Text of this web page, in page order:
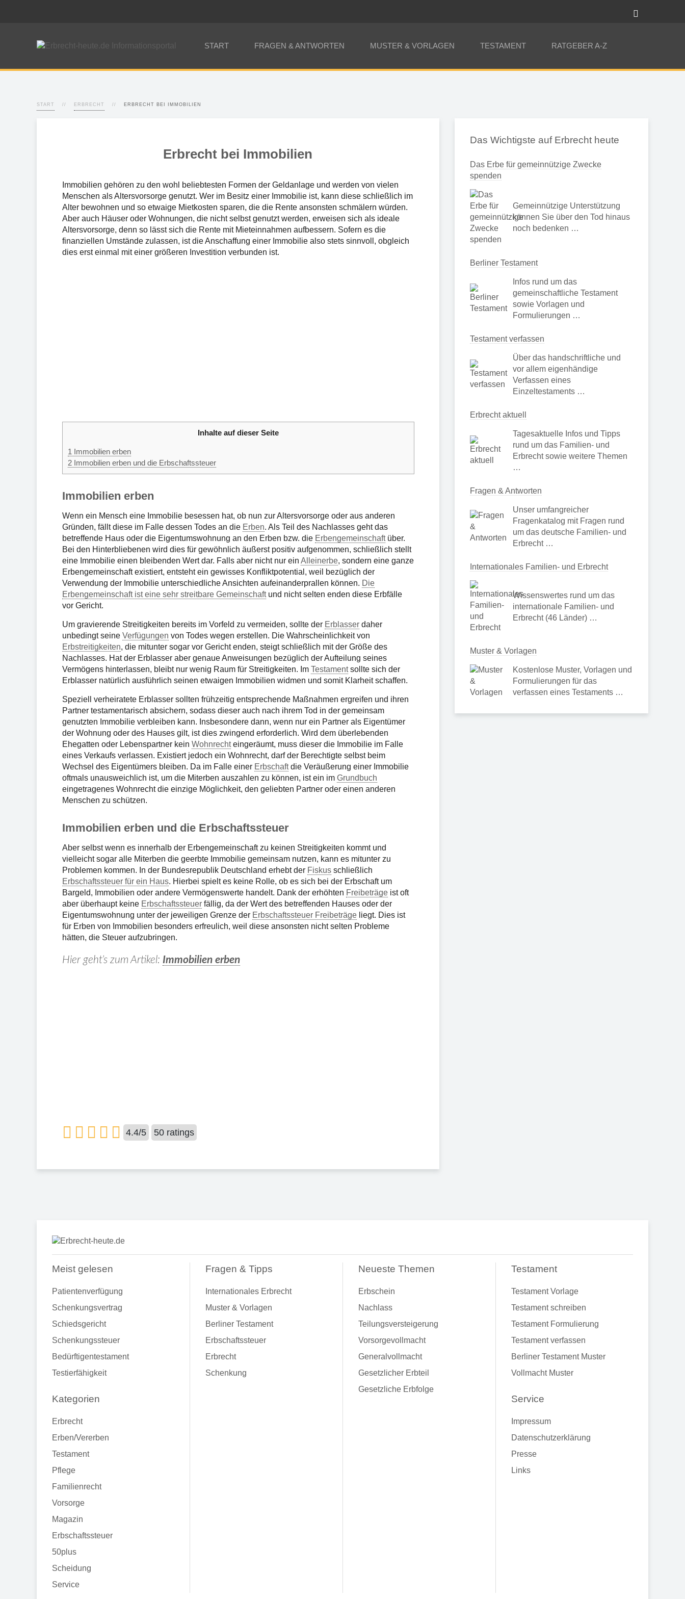
START FRAGEN & ANTWORTEN MUSTER & VORLAGEN TESTAMENT RATGEBER A-Z
START ERBRECHT ERBRECHT BEI IMMOBILIEN
Erbrecht bei Immobilien
Immobilien gehören zu den wohl beliebtesten Formen der Geldanlage und werden von vielen
Menschen als Altersvorsorge genutzt. Wer im Besitz einer Immobilie ist, kann diese schließlich im
Alter bewohnen und so etwaige Mietkosten sparen, die die Rente ansonsten schmälern würden.
Aber auch Häuser oder Wohnungen, die nicht selbst genutzt werden, erweisen sich als ideale
Altersvorsorge, denn so lässt sich die Rente mit Mieteinnahmen aufbessern. Sofern es die
finanziellen Umstände zulassen, ist die Anschaffung einer Immobilie also stets sinnvoll, obgleich
dies erst einmal mit einer größeren Investition verbunden ist.
Inhalte auf dieser Seite
1 Immobilien erben
2 Immobilien erben und die Erbschaftssteuer
Immobilien erben
Wenn ein Mensch eine Immobilie besessen hat, ob nun zur Altersvorsorge oder aus anderen
Gründen, fällt diese im Falle dessen Todes an die Erben. Als Teil des Nachlasses geht das
betreffende Haus oder die Eigentumswohnung an den Erben bzw. die Erbengemeinschaftüber.
Bei den Hinterbliebenen wird dies für gewöhnlich äußerst positiv aufgenommen, schließlich stellt
eine Immobilie einen bleibenden Wert dar. Falls aber nicht nur ein Alleinerbe, sondern eine ganze
Erbengemeinschaft existiert, entsteht ein gewisses Konfliktpotential, weil bezüglich der
Verwendung der Immobilie unterschiedliche Ansichten aufeinanderprallen können. Die
Erbengemeinschaft ist eine sehr streitbare Gemeinschaftund nicht selten enden diese Erbfälle
vor Gericht.
Um gravierende Streitigkeiten bereits im Vorfeld zu vermeiden, sollte der Erblasser daher
unbedingt seine Verfügungen von Todes wegen erstellen. Die Wahrscheinlichkeit von
Erbstreitigkeiten, die mitunter sogar vor Gericht enden, steigt schließlich mit der Größe des
Nachlasses. Hat der Erblasser aber genaue Anweisungen bezüglich der Aufteilung seines
Vermögens hinterlassen, bleibt nur wenig Raum für Streitigkeiten. Im Testamentsollte sich der
Erblasser natürlich ausführlich seinen etwaigen Immobilien widmen und somit Klarheit schaffen.
Speziell verheiratete Erblasser sollten frühzeitig entsprechende Maßnahmen ergreifen und ihren
Partner testamentarisch absichern, sodass dieser auch nach ihrem Tod in der gemeinsam
genutzten Immobilie verbleiben kann. Insbesondere dann, wenn nur ein Partner als Eigentümer
der Wohnung oder des Hauses gilt, ist dies zwingend erforderlich. Wird dem überlebenden
Ehegatten oder Lebenspartner kein Wohnrechteingeräumt, muss dieser die Immobilie im Falle
eines Verkaufs verlassen. Existiert jedoch ein Wohnrecht, darf der Berechtigte selbst beim
Wechsel des Eigentümers bleiben. Da im Falle einer Erbschaftdie Veräußerung einer Immobilie
oftmals unausweichlich ist, um die Miterben auszahlen zu können, ist ein im Grundbuch
eingetragenes Wohnrecht die einzige Möglichkeit, den geliebten Partner oder einen anderen
Menschen zu schützen.
Immobilien erben und die Erbschaftssteuer
Aber selbst wenn es innerhalb der Erbengemeinschaft zu keinen Streitigkeiten kommt und
vielleicht sogar alle Miterben die geerbte Immobilie gemeinsam nutzen, kann es mitunter zu
Problemen kommen. In der Bundesrepublik Deutschland erhebt der Fiskus schließlich
Erbschaftssteuer für ein Haus. Hierbei spielt es keine Rolle, ob es sich bei der Erbschaft um
Bargeld, Immobilien oder andere Vermögenswerte handelt. Dank der erhöhten Freibeträge ist oft
aber überhaupt keine Erbschaftssteuer fällig, da der Wert des betreffenden Hauses oder der
Eigentumswohnung unter der jeweiligen Grenze der Erbschaftssteuer Freibeträge liegt. Dies ist
für Erben von Immobilien besonders erfreulich, weil diese ansonsten nicht selten Probleme
hätten, die Steuer aufzubringen.
Hier geht’s zum Artikel: Immobilien erben
4.4/5 50 ratings
Das Wichtigste auf Erbrecht heute
Das Erbe für gemeinnützige Zwecke
spenden
Gemeinnützige Unterstützung
können Sie über den Tod hinaus
noch bedenken …
Berliner Testament
Infos rund um das
gemeinschaftliche Testament
sowie Vorlagen und
Formulierungen …
Testament verfassen
Über das handschriftliche und
vor allem eigenhändige
Verfassen eines
Einzeltestaments …
Erbrecht aktuell
Tagesaktuelle Infos und Tipps
rund um das Familien- und
Erbrecht sowie weitere Themen
…
Fragen & Antworten
Unser umfangreicher
Fragenkatalog mit Fragen rund
um das deutsche Familien- und
Erbrecht …
Internationales Familien- und Erbrecht
Wissenswertes rund um das
internationale Familien- und
Erbrecht (46 Länder) …
Muster & Vorlagen
Kostenlose Muster, Vorlagen und
Formulierungen für das
verfassen eines Testaments …
Meist gelesen
Patientenverfügung
Schenkungsvertrag
Schiedsgericht
Schenkungssteuer
Bedürftigentestament
Testierfähigkeit
Kategorien
Erbrecht
Erben/Vererben
Testament
Pflege
Familienrecht
Vorsorge
Magazin
Erbschaftssteuer
50plus
Scheidung
Service
Fragen & Tipps
Internationales Erbrecht
Muster & Vorlagen
Berliner Testament
Erbschaftssteuer
Erbrecht
Schenkung
Neueste Themen
Erbschein
Nachlass
Teilungsversteigerung
Vorsorgevollmacht
Generalvollmacht
Gesetzlicher Erbteil
Gesetzliche Erbfolge
Testament
Testament Vorlage
Testament schreiben
Testament Formulierung
Testament verfassen
Berliner Testament Muster
Vollmacht Muster
Service
Impressum
Datenschutzerklärung
Presse
Links